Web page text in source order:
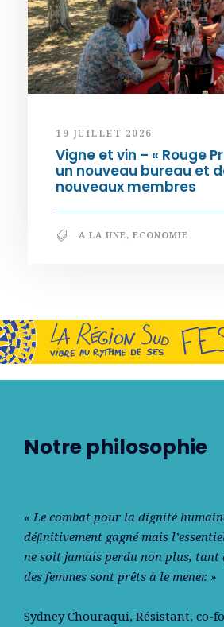
19 JUILLET 2026
Vigne et vin – « Rouge
un nouveau bureau et
nouveaux membres
A LA UNE, ECONOMIE
Notre philosophie
« Le combat pour la dignité
déﬁnitivement gagné mais
ne soit jamais perdu non plus, tant
des femmes sont prêts à le mener. »
Sydney Chouraqui, Résistant, co-